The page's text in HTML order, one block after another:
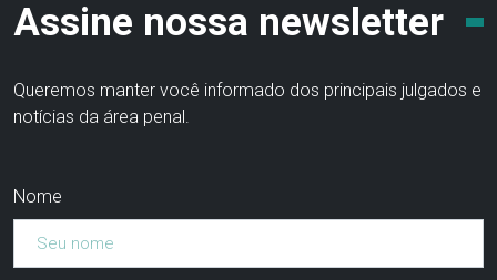
Assine nossa newsletter
Queremos manter você informado dos principais julgados e
notícias da área penal.
Nome